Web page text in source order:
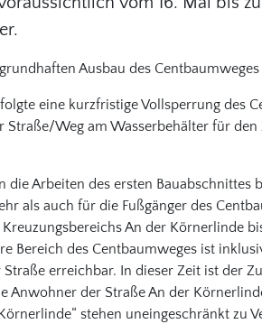
Ausbau des Centbaumweges
eine kurzfristige Vollsperrung des
Straße/Weg am Wasserbehälter für
die Arbeiten des ersten Bauabschnittes
als auch für die Fußgänger des
An der Körnerlinde
Bereich des Centbaumweges ist
erreichbar. In dieser Zeit ist der
Anwohner der Straße An der
stehen uneingeschränkt zu